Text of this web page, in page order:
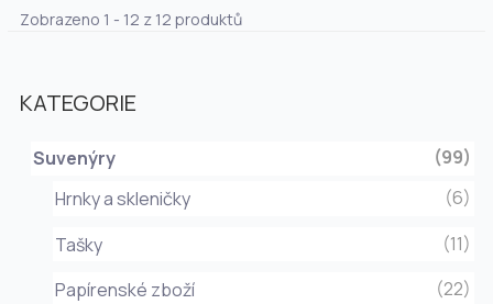
Zobrazeno 1 - 12 z 12 produktů
KATEGORIE
Suvenýry
(99)
Hrnky a skleničky
(6)
Tašky
(11)
Papírenské zboží
(22)